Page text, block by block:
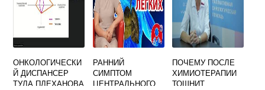
ОНКОЛОГИЧЕСКИ
Й ДИСПАНСЕР
ТУЛА ПЛЕХАНОВА
РАННИЙ
СИМПТОМ
ЦЕНТРАЛЬНОГО
ПОЧЕМУ ПОСЛЕ
ХИМИОТЕРАПИИ
ТОШНИТ